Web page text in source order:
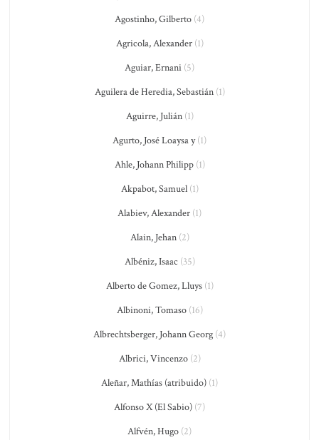
Agostinho, Gilberto (4)
Agricola, Alexander(1)
Aguiar, Ernani (5)
Aguilera de Heredia, Sebastián(1)
Aguirre, Julián(1)
Agurto, José Loaysa y(1)
Ahle, Johann Philipp(1)
Akpabot, Samuel(1)
Alabiev, Alexander (1)
Alain, Jehan(2)
Albéniz, Isaac (35)
Alberto de Gomez, Lluys(1)
Albinoni, Tomaso(16)
Albrechtsberger, Johann Georg (4)
Albrici, Vincenzo(2)
Aleñar, Mathías (atribuido) (1)
Alfonso X (El Sabio) (7)
Alfvén, Hugo (2)